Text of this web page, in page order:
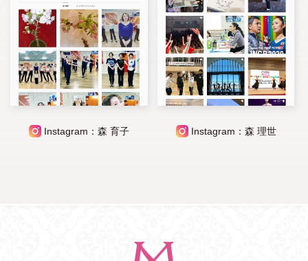
Instagram：森 育子 Instagram：森 理世